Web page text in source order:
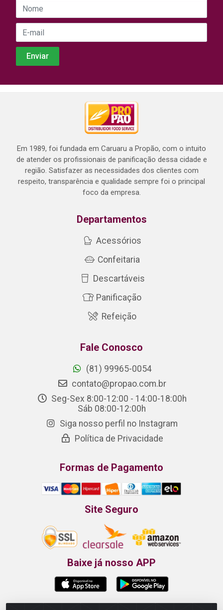
Em 1989, foi fundada em Caruaru a Propão, com o intuito
de atender os profissionais de panificação dessa cidade e
região. Satisfazer as necessidades dos clientes com
respeito, transparência e qualidade sempre foi o principal
foco da empresa.
Departamentos
Acessórios
Confeitaria
Descartáveis
Panificação
Refeição
Fale Conosco
(81) 99965-0054
contato@propao.com.br
Seg-Sex 8:00-12:00 - 14:00-18:00h
Sáb 08:00-12:00h
Siga nosso perfil no Instagram
Política de Privacidade
Formas de Pagamento
Site Seguro
Baixe já nosso APP